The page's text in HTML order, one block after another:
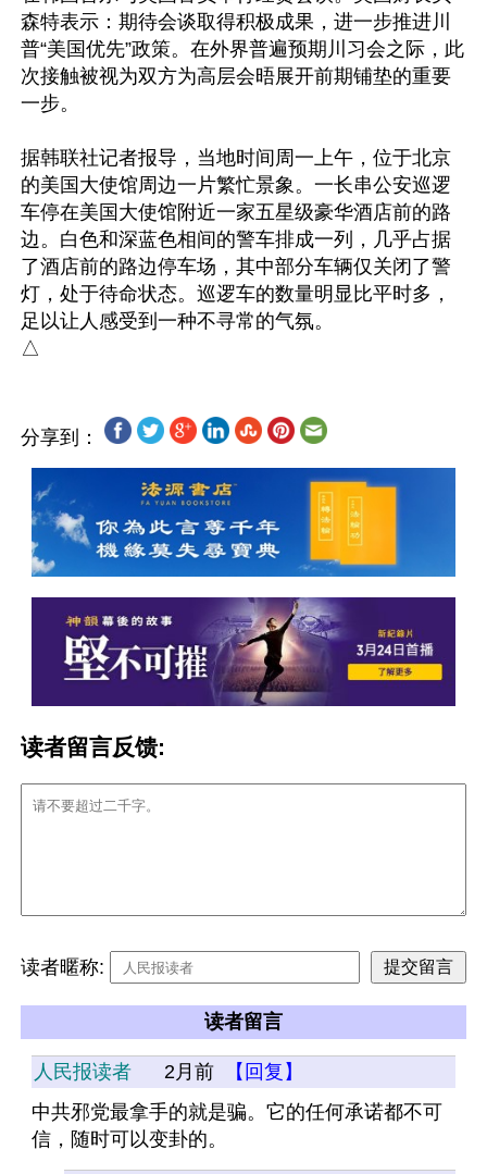
森特表示：期待会谈取得积极成果，进一步推进川
普“美国优先”政策。在外界普遍预期川习会之际，此
次接触被视为双方为高层会晤展开前期铺垫的重要
一步。
据韩联社记者报导，当地时间周一上午，位于北京
的美国大使馆周边一片繁忙景象。一长串公安巡逻
车停在美国大使馆附近一家五星级豪华酒店前的路
边。白色和深蓝色相间的警车排成一列，几乎占据
了酒店前的路边停车场，其中部分车辆仅关闭了警
灯，处于待命状态。巡逻车的数量明显比平时多，
足以让人感受到一种不寻常的气氛。
分享到：
读者留言反馈:
读者暱称:
读者留言
人民报读者 2月前
【回复】
中共邪党最拿手的就是骗。它的任何承诺都不可
信，随时可以变卦的。